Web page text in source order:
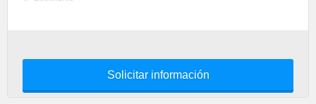
Solicitar información